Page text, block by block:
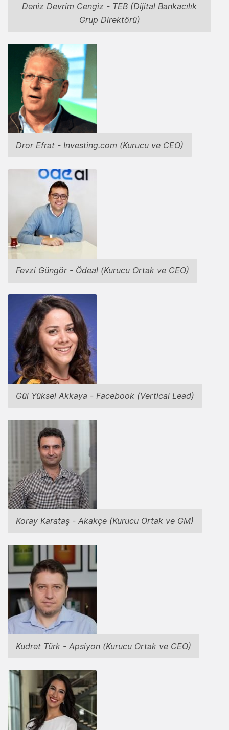
Deniz Devrim Cengiz - TEB (Dijital Bankacılık
Grup Direktörü)
Dror Efrat - Investing.com (Kurucu ve CEO)
Fevzi Güngör - Ödeal (Kurucu Ortak ve CEO)
Gül Yüksel Akkaya - Facebook (Vertical Lead)
Koray Karataş - Akakçe (Kurucu Ortak ve GM)
Kudret Türk - Apsiyon (Kurucu Ortak ve CEO)